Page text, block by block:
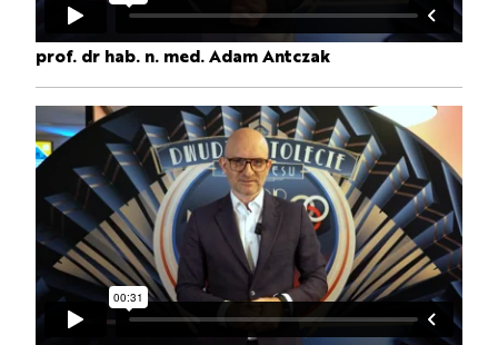
prof. dr hab. n. med. Adam Antczak